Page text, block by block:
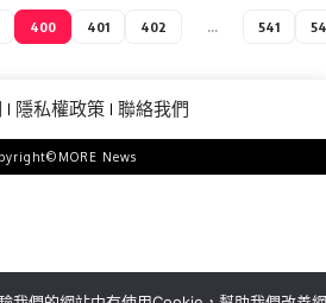
400 401 402 ... 541
隱私權政策 聯絡我們
News